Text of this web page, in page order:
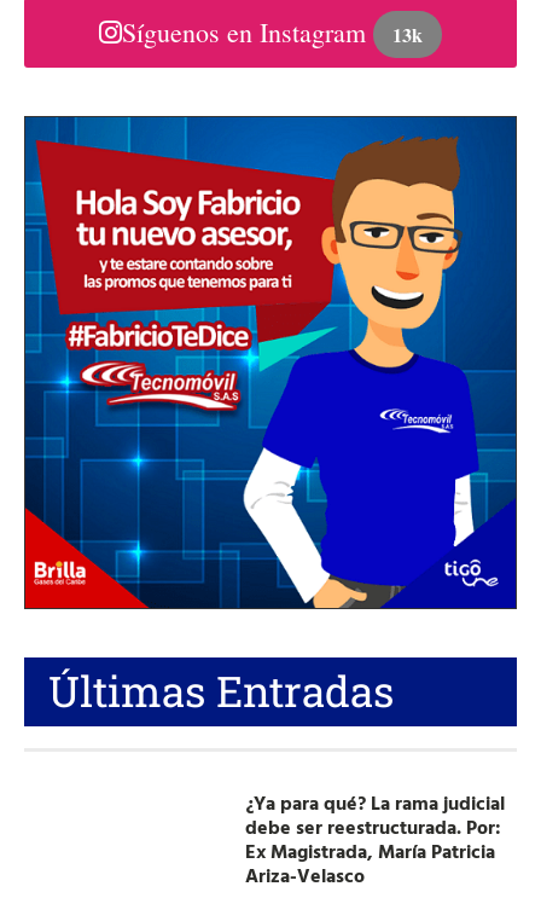
Síguenos en Instagram 13k
Últimas Entradas
¿Ya para qué? La rama judicial
debe ser reestructurada. Por:
Ex Magistrada, María Patricia
Ariza-Velasco